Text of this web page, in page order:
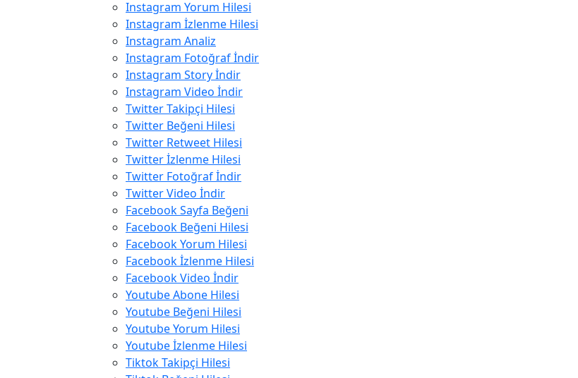
Instagram Yorum Hilesi
Instagram İzlenme Hilesi
Instagram Analiz
Instagram Fotoğraf İndir
Instagram Story İndir
Instagram Video İndir
Twitter Takipçi Hilesi
Twitter Beğeni Hilesi
Twitter Retweet Hilesi
Twitter İzlenme Hilesi
Twitter Fotoğraf İndir
Twitter Video İndir
Facebook Sayfa Beğeni
Facebook Beğeni Hilesi
Facebook Yorum Hilesi
Facebook İzlenme Hilesi
Facebook Video İndir
Youtube Abone Hilesi
Youtube Beğeni Hilesi
Youtube Yorum Hilesi
Youtube İzlenme Hilesi
Tiktok Takipçi Hilesi